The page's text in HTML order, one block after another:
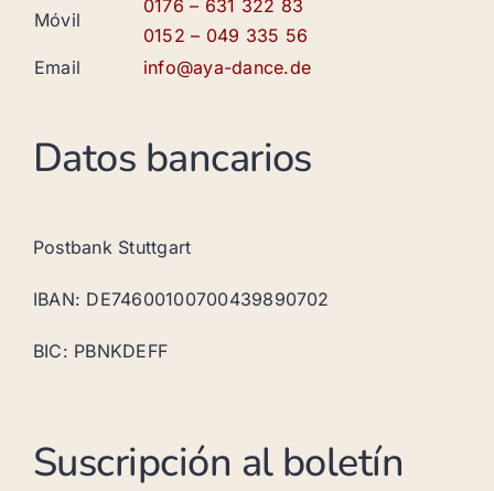
Móvil
0176 – 631 322 83
0152 – 049 335 56
Email
info@aya-dance.de
Datos bancarios
Postbank Stuttgart
IBAN: DE74600100700439890702
BIC: PBNKDEFF
Suscripción al boletín